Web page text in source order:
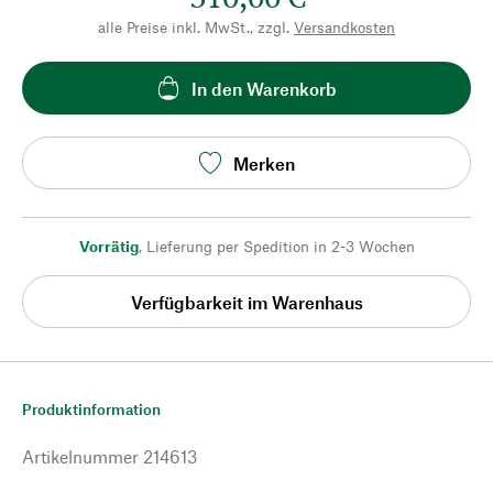
alle Preise inkl. MwSt., zzgl. Versandkosten
In den Warenkorb
Merken
Vorrätig, Lieferung per Spedition in 2-3 Wochen
Verfügbarkeit im Warenhaus
Produktinformation
Artikelnummer 214613